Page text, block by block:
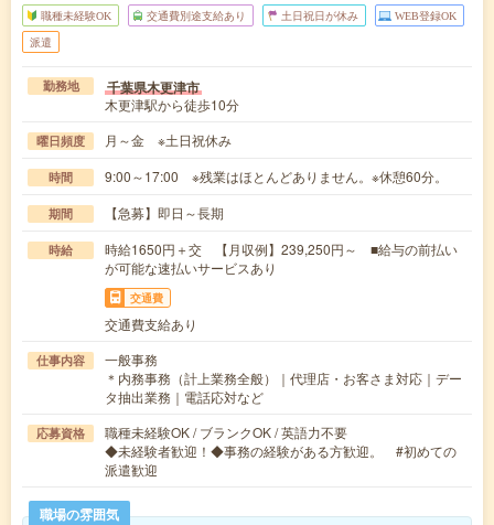
職種未経験OK 交通費別途支給あり 土日祝日が休み WEB登録OK
派遣
勤務地 千葉県木更津市
木更津駅から徒歩10分
曜日頻度 月～金 ※土日祝休み
時間 9:00～17:00 ※残業はほとんどありません。※休憩60分。
期間 【急募】即日～長期
時給
時給1650円＋交 【月収例】239,250円～ ■給与の前払い
が可能な速払いサービスあり
交通費
交通費支給あり
仕事内容
一般事務
＊内務事務（計上業務全般）｜代理店・お客さま対応｜デー
タ抽出業務｜電話応対など
応募資格
職種未経験OK / ブランクOK / 英語力不要
◆未経験者歓迎！◆事務の経験がある方歓迎。 #初めての
派遣歓迎
職場の雰囲気